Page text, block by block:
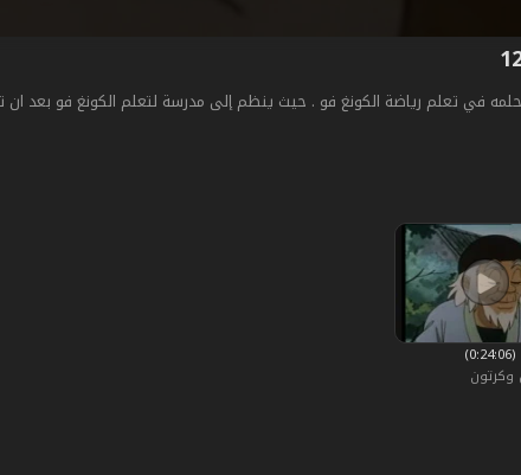
تعلم رياضة الكونغ فو . حيث ينظم إلى مدرسة لتعلم الكونغ فو بعد ان
‏ (0:24:06)
وكرتون